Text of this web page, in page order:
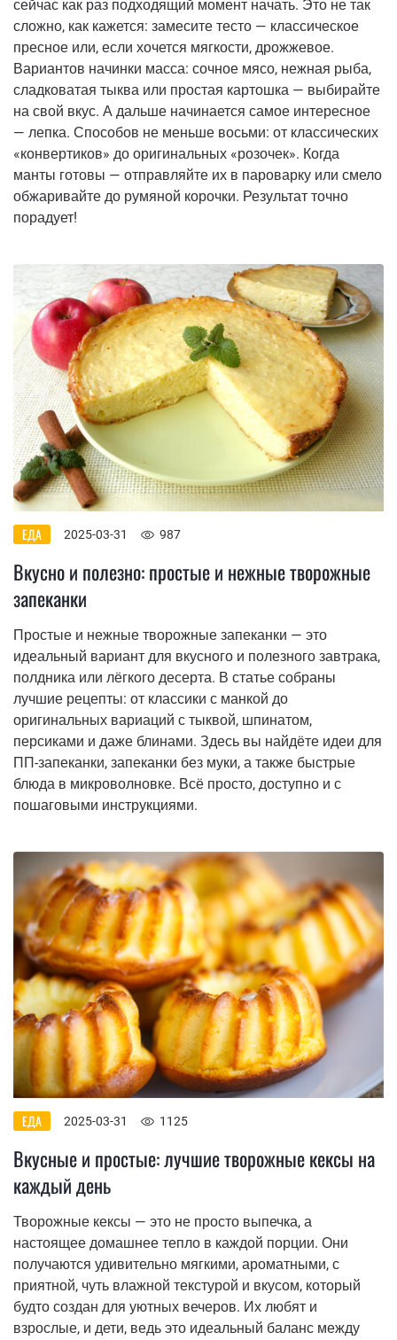
сейчас как раз подходящий момент начать. Это не так
сложно, как кажется: замесите тесто — классическое
пресное или, если хочется мягкости, дрожжевое.
Вариантов начинки масса: сочное мясо, нежная рыба,
сладковатая тыква или простая картошка — выбирайте
на свой вкус. А дальше начинается самое интересное
— лепка. Способов не меньше восьми: от классических
«конвертиков» до оригинальных «розочек». Когда
манты готовы — отправляйте их в пароварку или смело
обжаривайте до румяной корочки. Результат точно
порадует!
ЕДА 2025-03-31 987
Вкусно и полезно: простые и нежные творожные
запеканки
Простые и нежные творожные запеканки — это
идеальный вариант для вкусного и полезного завтрака,
полдника или лёгкого десерта. В статье собраны
лучшие рецепты: от классики с манкой до
оригинальных вариаций с тыквой, шпинатом,
персиками и даже блинами. Здесь вы найдёте идеи для
ПП-запеканки, запеканки без муки, а также быстрые
блюда в микроволновке. Всё просто, доступно и с
пошаговыми инструкциями.
ЕДА 2025-03-31 1125
Вкусные и простые: лучшие творожные кексы на
каждый день
Творожные кексы — это не просто выпечка, а
настоящее домашнее тепло в каждой порции. Они
получаются удивительно мягкими, ароматными, с
приятной, чуть влажной текстурой и вкусом, который
будто создан для уютных вечеров. Их любят и
взрослые, и дети, ведь это идеальный баланс между